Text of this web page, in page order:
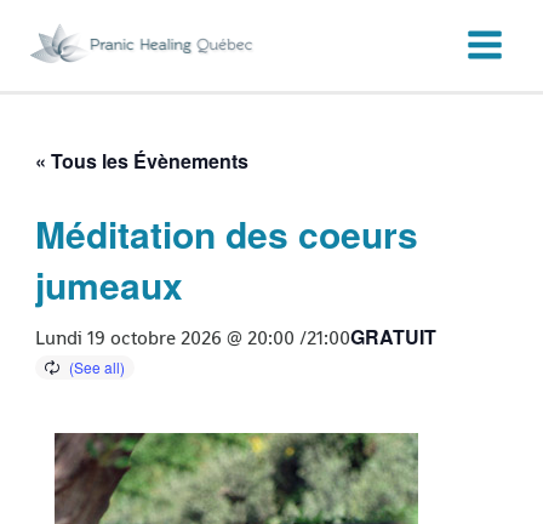
« Tous les Évènements
Méditation des coeurs
jumeaux
Lundi 19 octobre 2026 @ 20:00 /21:00GRATUIT